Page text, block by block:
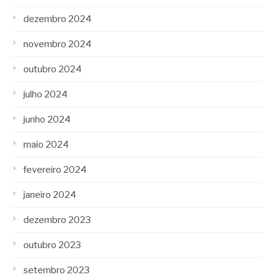
dezembro 2024
novembro 2024
outubro 2024
julho 2024
junho 2024
maio 2024
fevereiro 2024
janeiro 2024
dezembro 2023
outubro 2023
setembro 2023